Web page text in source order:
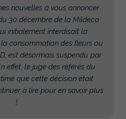
nouvelles à vous annoncer
30 décembre de la Mildeca
initialement interdisait la
consommation des fleurs ou
est désormais suspendu par
effet, le juge des référés du
que cette décision était
à lire pour en savoir plus
!